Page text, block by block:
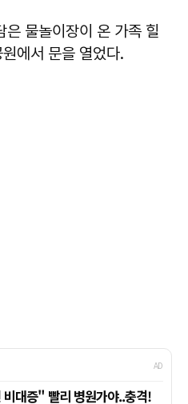
은 물놀이장이 온 가족 힐
에서 문을 열었다.